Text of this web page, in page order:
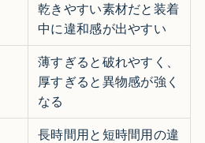
乾きやすい素材だと装着
中に違和感が出やすい
薄すぎると破れやすく、
厚すぎると異物感が強く
なる
長時間用と短時間用の違